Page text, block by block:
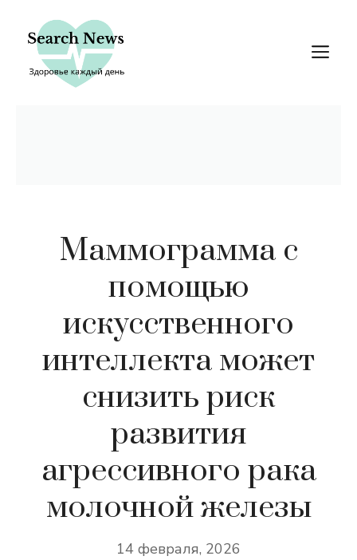
содержимому
Маммограмма с
помощью
искусственного
интеллекта может
снизить риск
развития
агрессивного рака
молочной железы
14 февраля, 2026